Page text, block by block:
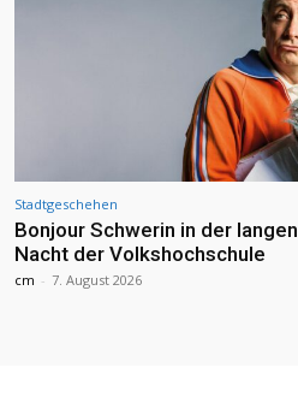
Stadtgeschehen
Bonjour Schwerin in der langen
Nacht der Volkshochschule
cm - 7. August 2026